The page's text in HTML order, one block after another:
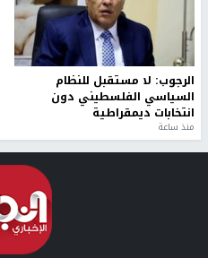
الرجوب: لا مستقبل للنظام
السياسي الفلسطيني دون
انتخابات ديمقراطية
منذ ساعة